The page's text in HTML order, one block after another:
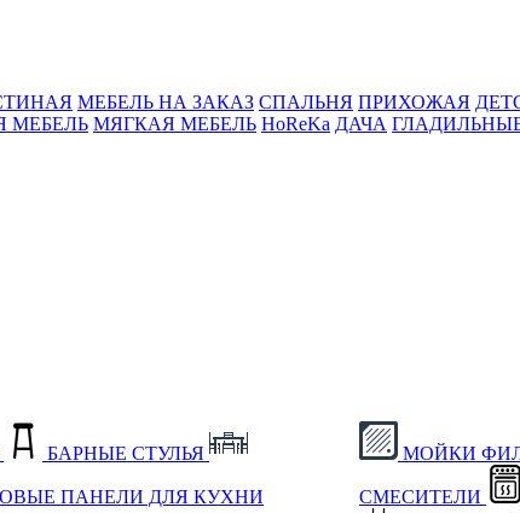
МЕБЕЛЬ НА ЗАКАЗ СПАЛЬНЯ ПРИХОЖАЯ
МЕБЕЛЬ МЯГКАЯ МЕБЕЛЬ HoReKa ДАЧА
БАРНЫЕ СТУЛЬЯ
ПАНЕЛИ ДЛЯ КУХНИ
МОЙКИ
СМЕСИТЕЛИ